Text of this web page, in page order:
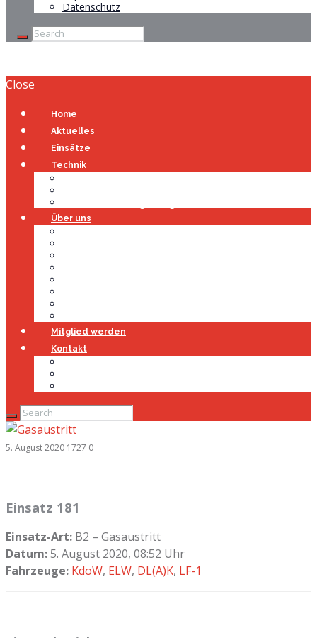
Datenschutz
Close
Home
Aktuelles
Einsätze
Technik
Über uns
Mitglied werden
Kontakt
5. August 2020 1727 0
Einsatz 181
Einsatz-Art: B2 – Gasaustritt
Datum:5. August 2020, 08:52 Uhr
Fahrzeuge: KdoW, ELW, DL(A)K, LF-1